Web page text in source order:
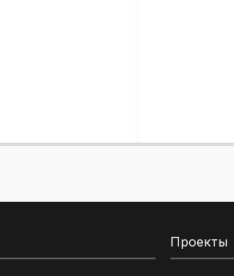
Проекты